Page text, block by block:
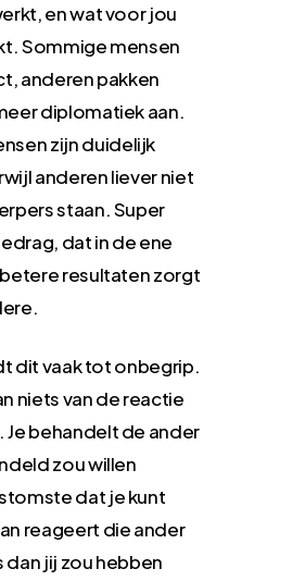
en wat voor jou
Sommige mensen
anderen pakken
diplomatiek aan.
zijn duidelijk
anderen liever niet
staan. Super
dat in de ene
resultaten zorgt
dit vaak tot onbegrip.
niets van de reactie
Je behandelt de ander
zou willen
dat je kunt
reageert die ander
jij zou hebben